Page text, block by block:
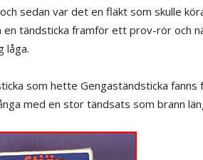
sedan var det en fläkt som skulle
en tändsticka framför ett prov-rör och
låga.
som hette Gengaständsticka
med en stor tändsats som brann